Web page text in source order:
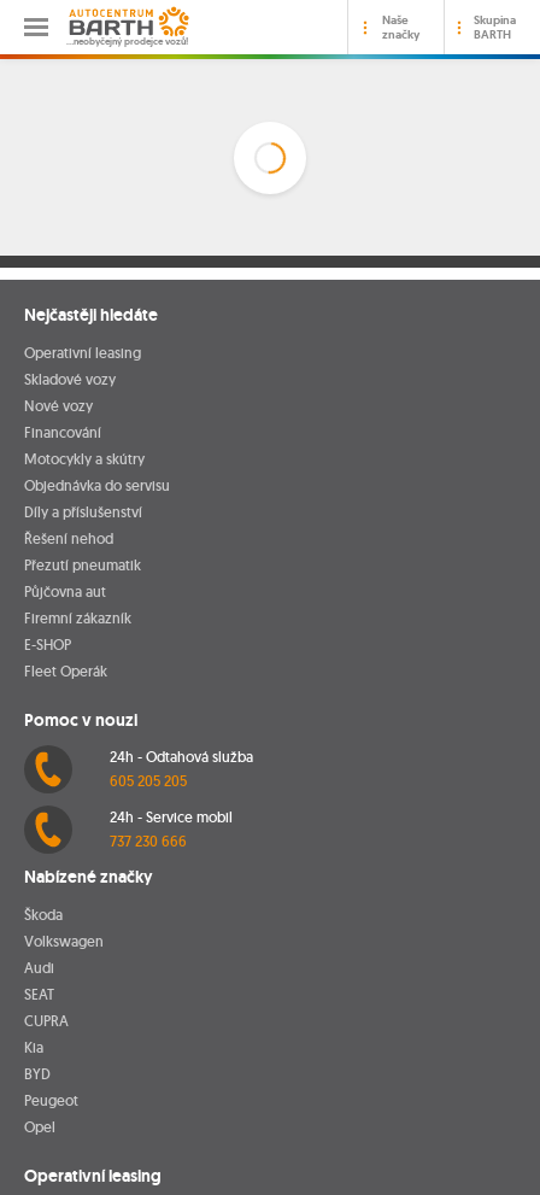
…neobyčejný prodejce vozů!
Naše
značky
Skupina
BARTH
Nejčastěji hledáte
Operativní leasing
Skladové vozy
Nové vozy
Financování
Motocykly a skútry
Objednávka do servisu
Díly a příslušenství
Řešení nehod
Přezutí pneumatik
Půjčovna aut
Firemní zákazník
E-SHOP
Fleet Operák
Pomoc v nouzi
24h - Odtahová služba
605 205 205
24h - Service mobil
737 230 666
Nabízené značky
Škoda
Volkswagen
Audi
SEAT
CUPRA
Kia
BYD
Peugeot
Opel
Operativní leasing